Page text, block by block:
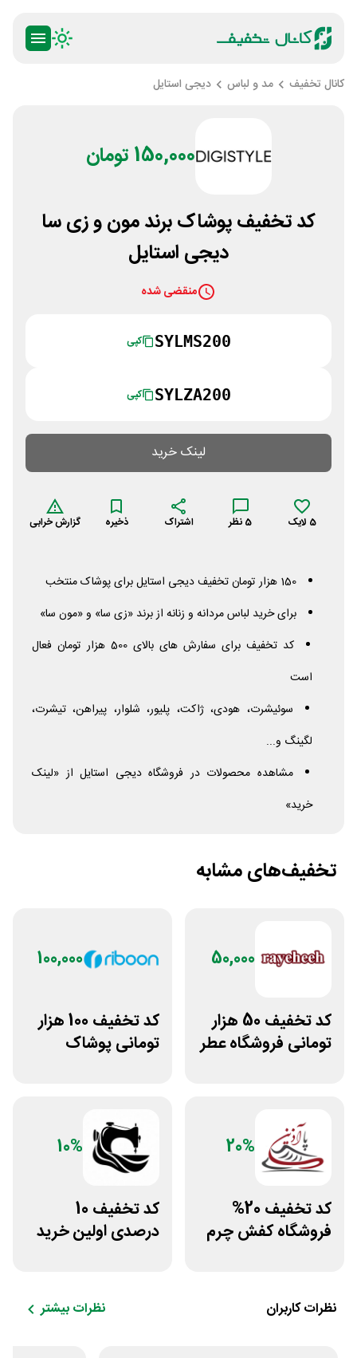
کانال تخفیف مد و لباس دیجی استایل
150,000 تومان
کد تخفیف پوشاک برند مون و زی سا
دیجی استایل
منقضی شده
SYLMS200 کپی
SYLZA200 کپی
لینک خرید
5 لایک 5 نظر اشتراک ذخیره گزارش خرابی
150 هزار تومان تخفیف دیجی استایل برای پوشاک منتخب
برای خرید لباس مردانه و زنانه از برند «زی سا» و «مون سا»
کد تخفیف برای سفارش های بالای 500 هزار تومان فعال
است
سوئیشرت، هودی، ژاکت، پلیور، شلوار، پیراهن، تیشرت،
لگینگ و...
مشاهده محصولات در فروشگاه دیجی استایل از «لینک
خرید»
تخفیف‌های مشابه
50,000
کد تخفیف 50 هزار
تومانی فروشگاه عطر
100,000
کد تخفیف 100 هزار
تومانی پوشاک
20%
کد تخفیف 20%
فروشگاه کفش چرم
10%
کد تخفیف 10
درصدی اولین خرید
نظرات کاربران نظرات بیشتر